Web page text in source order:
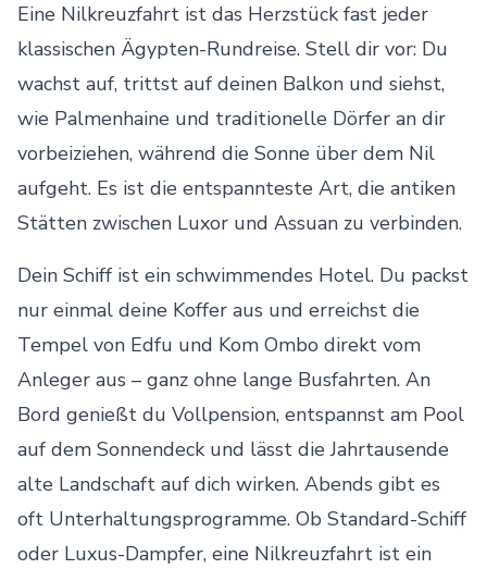
Eine Nilkreuzfahrt ist das Herzstück fast jeder
klassischen Ägypten-Rundreise. Stell dir vor: Du
wachst auf, trittst auf deinen Balkon und siehst,
wie Palmenhaine und traditionelle Dörfer an dir
vorbeiziehen, während die Sonne über dem Nil
aufgeht. Es ist die entspannteste Art, die antiken
Stätten zwischen Luxor und Assuan zu verbinden.
Dein Schiff ist ein schwimmendes Hotel. Du packst
nur einmal deine Koffer aus und erreichst die
Tempel von Edfu und Kom Ombo direkt vom
Anleger aus – ganz ohne lange Busfahrten. An
Bord genießt du Vollpension, entspannst am Pool
auf dem Sonnendeck und lässt die Jahrtausende
alte Landschaft auf dich wirken. Abends gibt es
oft Unterhaltungsprogramme. Ob Standard-Schiff
oder Luxus-Dampfer, eine Nilkreuzfahrt ist ein